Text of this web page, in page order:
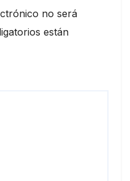
no será
están